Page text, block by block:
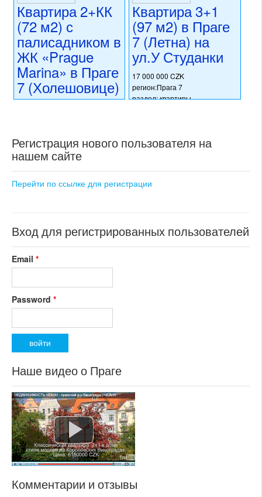
Квартира 2+КК
(72 м2) с
палисадником в
ЖК «Prague
Marina» в Праге
7 (Холешовице)
на
регион:Прага 7
раздел: квартиры
состояние: новостройка
номер объекта: 20730
Квартира 3+1
(97 м2) в Праге
7 (Летна) на
ул.У Студанки
17 000 000 CZK
регион:Прага 7
раздел: квартиры
Регистрация нового пользователя на
нашем сайте
Перейти по ссылке для регистрации
Вход для регистрированных пользователей
Email *
Password *
Наше видео о Праге
Комментарии и отзывы